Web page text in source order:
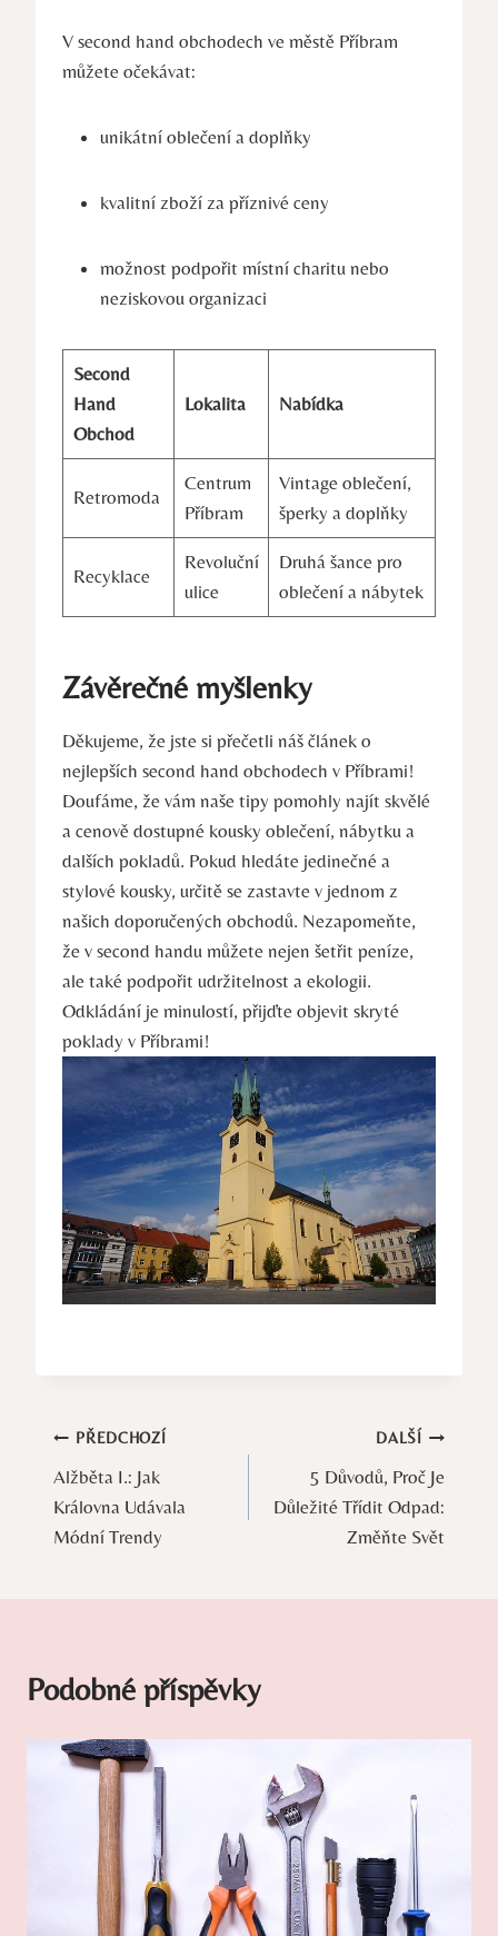
V second hand obchodech ve městě Příbram
můžete očekávat:
unikátní oblečení a doplňky
kvalitní zboží za příznivé ceny
možnost podpořit místní charitu nebo
neziskovou organizaci
Second
Hand
Obchod
Lokalita Nabídka
Retromoda
Centrum
Příbram
Vintage oblečení,
šperky a doplňky
Recyklace
Revoluční
ulice
Druhá šance pro
oblečení a nábytek
Závěrečné myšlenky
Děkujeme, že jste si přečetli náš článek o
nejlepších second hand obchodech v Příbrami!
Doufáme, že vám naše tipy pomohly najít skvělé
a cenově dostupné kousky oblečení, nábytku a
dalších pokladů. Pokud hledáte jedinečné a
stylové kousky, určitě se zastavte v jednom z
našich doporučených obchodů. Nezapomeňte,
že v second handu můžete nejen šetřit peníze,
ale také podpořit udržitelnost a ekologii.
Odkládání je minulostí, přijďte objevit skryté
poklady v Příbrami!
Navigace
pro
příspěvek
PŘEDCHOZÍ
Alžběta I.: Jak
Královna Udávala
Módní Trendy
DALŠÍ
5 Důvodů, Proč Je
Důležité Třídit Odpad:
Změňte Svět
Podobné příspěvky